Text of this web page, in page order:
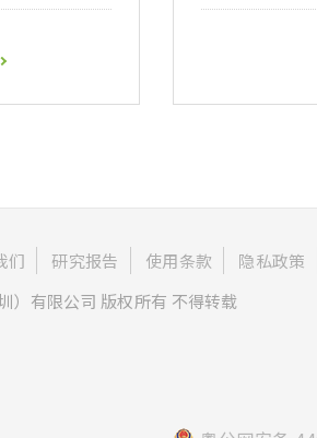
们 研究报告 使用条款 隐私政策
）有限公司 版权所有 不得转载